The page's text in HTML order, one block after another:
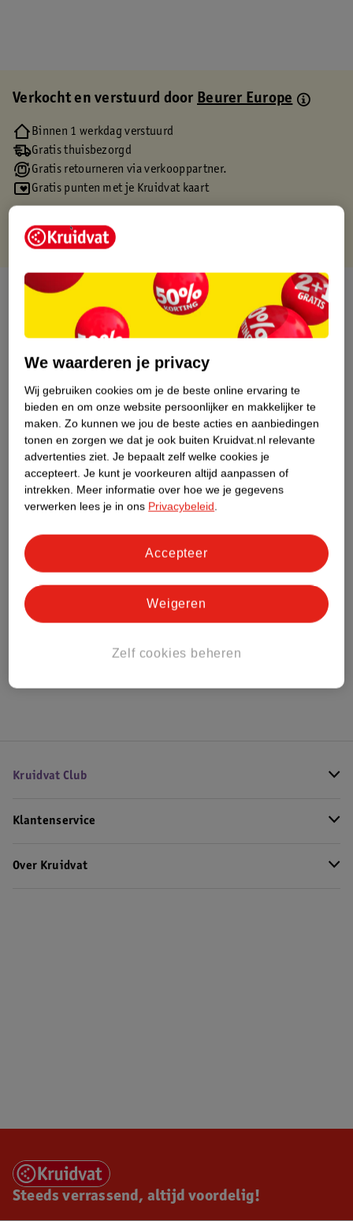
Verkocht en verstuurd doorBeurer Europe
Binnen 1 werkdag verstuurd
Gratis thuisbezorgd
Gratis retourneren via verkooppartner.
Gratis punten met je Kruidvat kaart
Over dit product
Productinformatie
Nature Impact Score
Dit product heeft (nog) geen Nature
Impact Score.
Meer informatie
Bestel & Bezorginformatie
Bekijk ook
Kruidvat Club
Klantenservice
Over Kruidvat
Steeds verrassend, altijd voordelig!
We waarderen je privacy
Wij gebruiken cookies om je de beste online ervaring te
bieden en om onze website persoonlijker en makkelijker te
maken. Zo kunnen we jou de beste acties en aanbiedingen
tonen en zorgen we dat je ook buiten Kruidvat.nl relevante
advertenties ziet. Je bepaalt zelf welke cookies je
accepteert. Je kunt je voorkeuren altijd aanpassen of
intrekken. Meer informatie over hoe we je gegevens
verwerken lees je in ons Privacybeleid.
Zelf cookies beheren
Weigeren
Accepteer